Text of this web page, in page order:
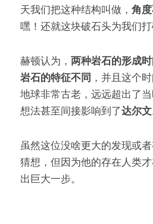
天我们把这种结构叫做， 角
嘿！还就这块破石头为我们打
赫顿认为， 两种岩石的形成
岩石的特征不同 ，并且这个
地球非常古老，远远超出了
想法甚至间接影响到了达尔文
虽然这位没啥更大的发现或
猜想，但因为他的存在人类
出巨大一步。